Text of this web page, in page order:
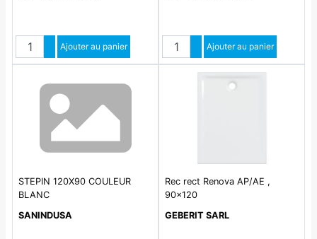
QuantitéAugmenter quantité
Diminuer quantité
Ajouter au panier QuantitéAugmenter quantité
Diminuer quantité
Ajouter au panier
STEPIN 120X90 COULEUR
BLANC
SANINDUSA
Rec rect Renova AP/AE ,
90x120
GEBERIT SARL